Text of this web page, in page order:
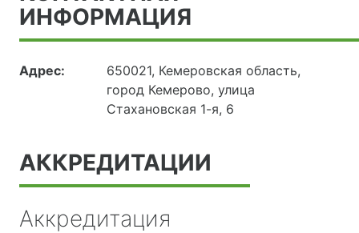
ИНФОРМАЦИЯ
Адрес:
650021, Кемеровская область,
город Кемерово, улица
Стахановская 1-я, 6
АККРЕДИТАЦИИ
Аккредитация